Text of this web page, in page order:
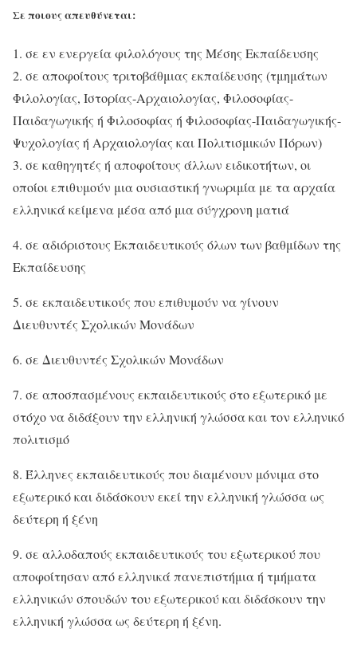
Σε ποιους απευθύνεται:
1. σε εν ενεργεία φιλολόγους της Μέσης Εκπαίδευσης
2. σε αποφοίτους τριτοβάθμιας εκπαίδευσης (τμημάτων
Φιλολογίας, Ιστορίας-Αρχαιολογίας, Φιλοσοφίας-
Παιδαγωγικής ή Φιλοσοφίας ή Φιλοσοφίας-Παιδαγωγικής-
Ψυχολογίας ή Αρχαιολογίας και Πολιτισμικών Πόρων)
3. σε καθηγητές ή αποφοίτους άλλων ειδικοτήτων, οι
οποίοι επιθυμούν μια ουσιαστική γνωριμία με τα αρχαία
ελληνικά κείμενα μέσα από μια σύγχρονη ματιά
4. σε αδιόριστους Εκπαιδευτικούς όλων των βαθμίδων της
Εκπαίδευσης
5. σε εκπαιδευτικούς που επιθυμούν να γίνουν
Διευθυντές Σχολικών Μονάδων
6. σε Διευθυντές Σχολικών Μονάδων
7. σε αποσπασμένους εκπαιδευτικούς στο εξωτερικό με
στόχο να διδάξουν την ελληνική γλώσσα και τον ελληνικό
πολιτισμό
8. Έλληνες εκπαιδευτικούς που διαμένουν μόνιμα στο
εξωτερικό και διδάσκουν εκεί την ελληνική γλώσσα ως
δεύτερη ή ξένη
9. σε αλλοδαπούς εκπαιδευτικούς του εξωτερικού που
αποφοίτησαν από ελληνικά πανεπιστήμια ή τμήματα
ελληνικών σπουδών του εξωτερικού και διδάσκουν την
ελληνική γλώσσα ως δεύτερη ή ξένη.